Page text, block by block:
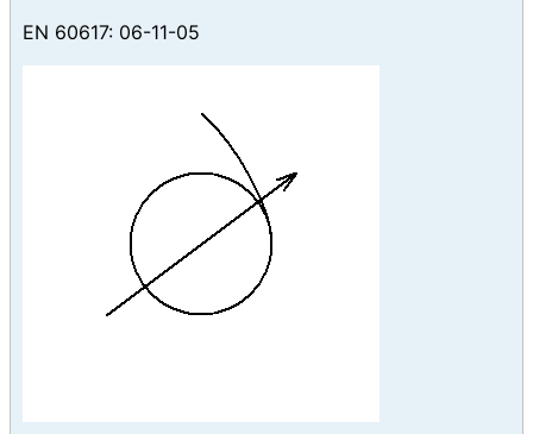
EN 60617: 06-11-05